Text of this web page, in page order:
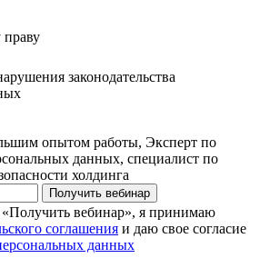
законодательства
опытом работы, Эксперт по
данных, специалист по
холдинга
Получить вебинар
вебинар», я принимаю
соглашения и даю свое согласие
данных